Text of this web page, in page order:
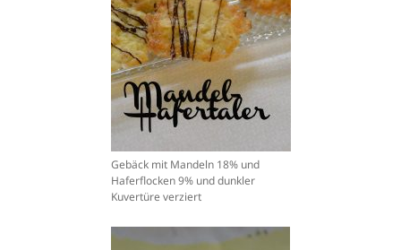
Gebäck mit Mandeln 18% und
Haferflocken 9% und dunkler
Kuvertüre verziert